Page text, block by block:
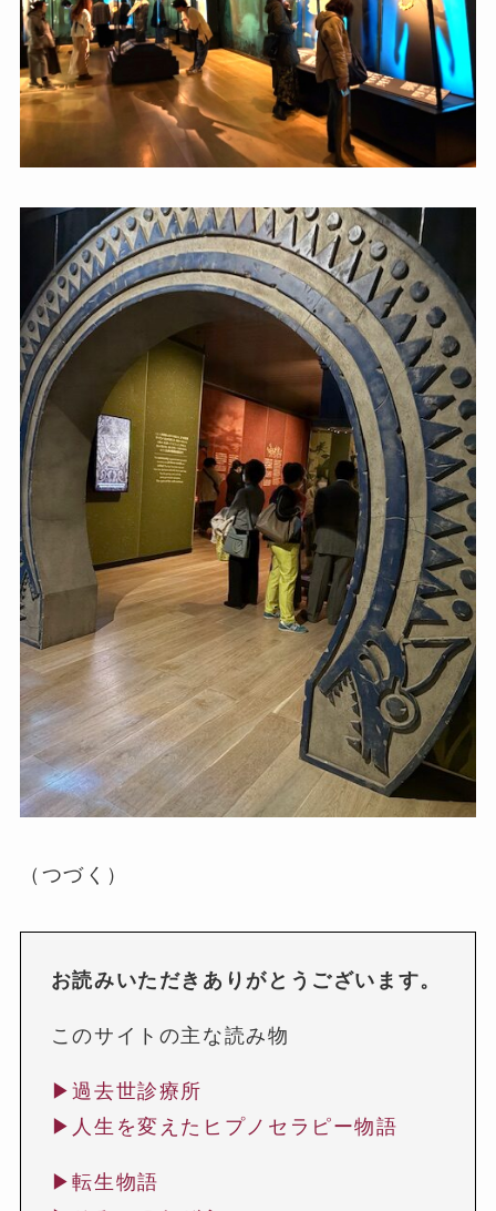
（つづく）
お読みいただきありがとうございます。
このサイトの主な読み物
▶︎過去世診療所
▶︎ 人生を変えたヒプノセラピー物語
▶︎転生物語